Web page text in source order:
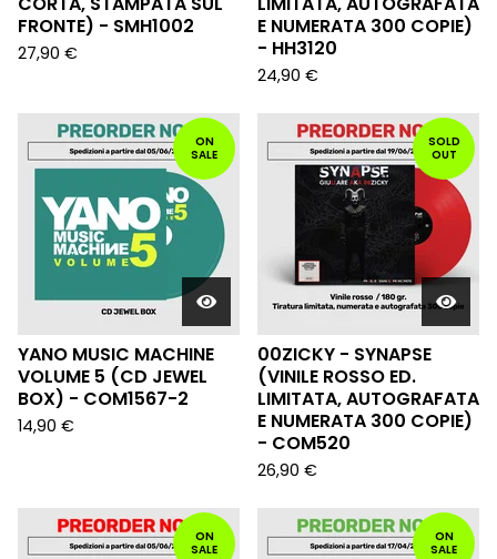
FRONTE) - SMH1002
27,90 €
E NUMERATA 300 COPIE)
- HH3120
24,90 €
ON
SALE
YANO MUSIC MACHINE
VOLUME 5 (CD JEWEL
BOX) - COM1567-2
14,90 €
SOLD
OUT
00ZICKY - SYNAPSE
(VINILE ROSSO ED.
LIMITATA, AUTOGRAFATA
E NUMERATA 300 COPIE)
- COM520
26,90 €
ON
SALE
ON
SALE